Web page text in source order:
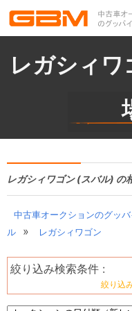
レガシィ
レガシィワゴン (スバル) の
中古車オークションのグッ
ル
» レガシィワゴン
絞り込み検索条件 :
絞り込